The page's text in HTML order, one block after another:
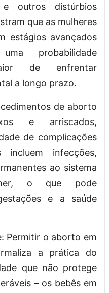
e outros distúrbios
que as mulheres
estágios avançados
probabilidade
de enfrentar
a longo prazo.
de aborto
e arriscados,
de complicações
incluem infecções,
ao sistema
o que pode
e a saúde
Permitir o aborto em
a prática do
que não protege
– os bebês em